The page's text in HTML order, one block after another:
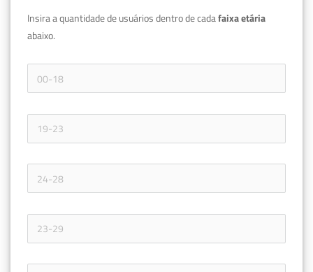
Insira a quantidade de usuários dentro de cada
abaixo.